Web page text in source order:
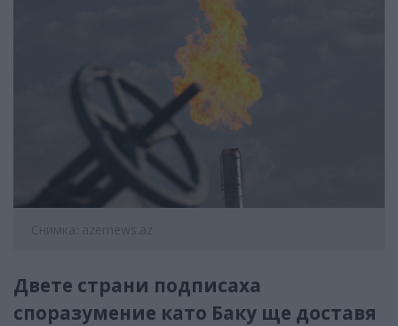
Снимка: azernews.az
Двете страни подписаха
споразумение като Баку ще доставя